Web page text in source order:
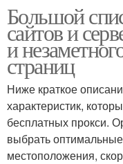
Большой
сайтов и
и
страниц
Ниже краткое
характеристик,
бесплатных прокси.
выбрать
местоположения,